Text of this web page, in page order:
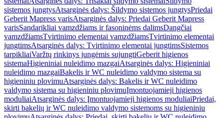
sistemos jungtysAtsarginės dalys: Šildymo sistemos jungtysPriedai
Geberit Mapress varisAtsarginės dalys: Priedai Geberit Mapress
varisSandarikliai vamzdžiams ir fasoninėms dalimsDangčiai
vamzdžiamsTvirtinimo elementai vamzdžiamsTvirtinimo elementai
jungtimsAtsarginės dalys: Tvirtinimo elementai jungtimsSistemos
tarpikliaiVaržtų rinkinys jungėmis sujungtiGeberit higienos
sistemaHigieniniai nuleidimo mazgaiAtsarginės dalys: Higieniniai
nuleidimo mazgaiBakelis ir WC nuleidimo valdymo sistema su
higieniniu plovimuAtsarginės dalys: Bakelis ir WC nuleidimo
valdymo sistema su higieniniu plovimuĮmontuojamieji higienos
moduliaiAtsarginės dalys: Įmontuojamieji higienos moduliaiPriedai,
skirti bakelių ir WC nuleidimo valdymo sistemoms su higieniniu